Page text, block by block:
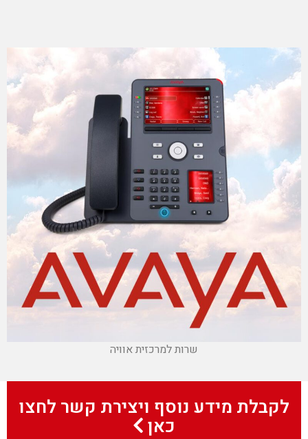
שרות למרכזית אוויה
לקבלת מידע נוסף ויצירת קשר לחצו
כאן